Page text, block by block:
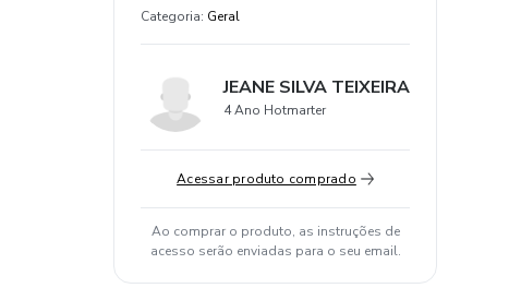
Categoria: Geral
JEANE SILVA TEIXEIRA
4 Ano Hotmarter
Acessar produto comprado
Ao comprar o produto, as instruções de
acesso serão enviadas para o seu email.